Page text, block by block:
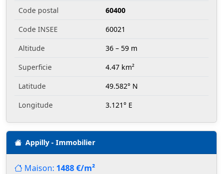
Code postal
60400
Code INSEE
60021
Altitude
36 – 59 m
Superficie
4.47 km²
Latitude
49.582° N
Longitude
3.121° E
Appilly - Immobilier
Maison: 1488 €/m²